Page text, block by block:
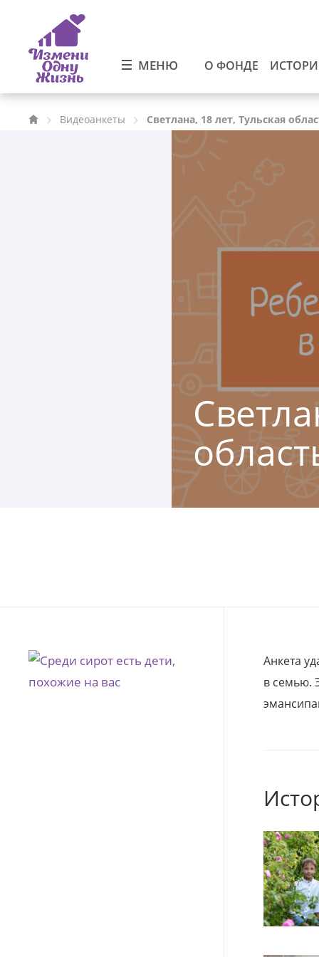
МЕНЮ О ФОНДЕ
Видеоанкеты Светлана, 18 лет, Тульская
Анкета
в семью.